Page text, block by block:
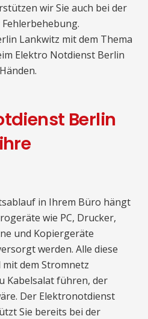
wir Sie auch bei der
Lankwitz mit dem Thema
Elektro Notdienst Berlin
Berlin
in Ihrem Büro hängt
wie PC, Drucker,
und Kopiergeräte
werden. Alle diese
dem Stromnetz
Kabelsalat führen, der
Der Elektronotdienst
Sie bereits bei der